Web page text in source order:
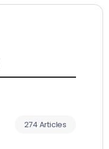
274 Articles